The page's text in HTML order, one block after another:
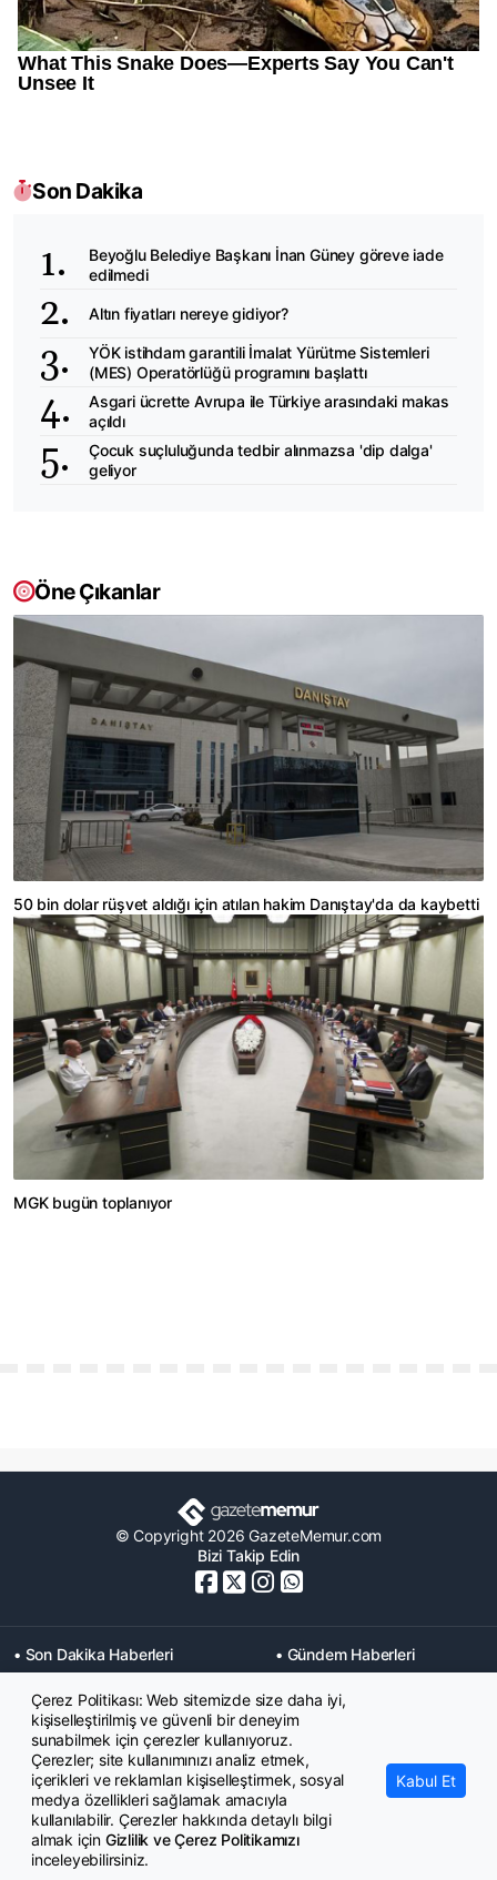
Son Dakika
Beyoğlu Belediye Başkanı İnan Güney göreve iade
edilmedi
Altın fiyatları nereye gidiyor?
YÖK istihdam garantili İmalat Yürütme Sistemleri
(MES) Operatörlüğü programını başlattı
Asgari ücrette Avrupa ile Türkiye arasındaki makas
açıldı
Çocuk suçluluğunda tedbir alınmazsa 'dip dalga'
geliyor
Öne Çıkanlar
50 bin dolar rüşvet aldığı için atılan hakim Danıştay'da da kaybetti
MGK bugün toplanıyor
© Copyright 2026 GazeteMemur.com
Bizi Takip Edin
• Son Dakika Haberleri
• Gündem Haberleri
• Memurlar Haberleri
• KPSS Haberleri
• Ekonomi Haberleri
• Eğitim Haberleri
• Yaşam Haberleri
• Maaş Verileri Haberleri
• Mahkeme Kararları
Haberleri
Çerez Politikası: Web sitemizde size daha iyi,
kişiselleştirilmiş ve güvenli bir deneyim
sunabilmek için çerezler kullanıyoruz.
Çerezler; site kullanımınızı analiz etmek,
içerikleri ve reklamları kişiselleştirmek, sosyal
medya özellikleri sağlamak amacıyla
kullanılabilir. Çerezler hakkında detaylı bilgi
almak için Gizlilik ve Çerez Politikamızı
inceleyebilirsiniz.
Kabul Et